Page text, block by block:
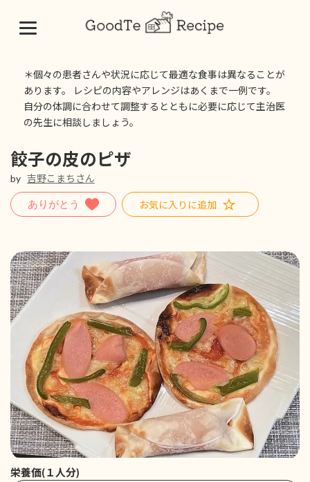
＊個々の患者さんや状況に応じて最適な食事は異なることが
あります。 レシピの内容やアレンジはあくまで一例です。
自分の体調に合わせて調整するとともに必要に応じて主治医
の先生に相談しましょう。
餃子の皮のピザ
by 吉野こまちさん
お気に入りに追加
栄養価(１人分)